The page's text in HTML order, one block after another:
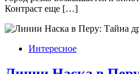
Контраст еще […]
Интересное